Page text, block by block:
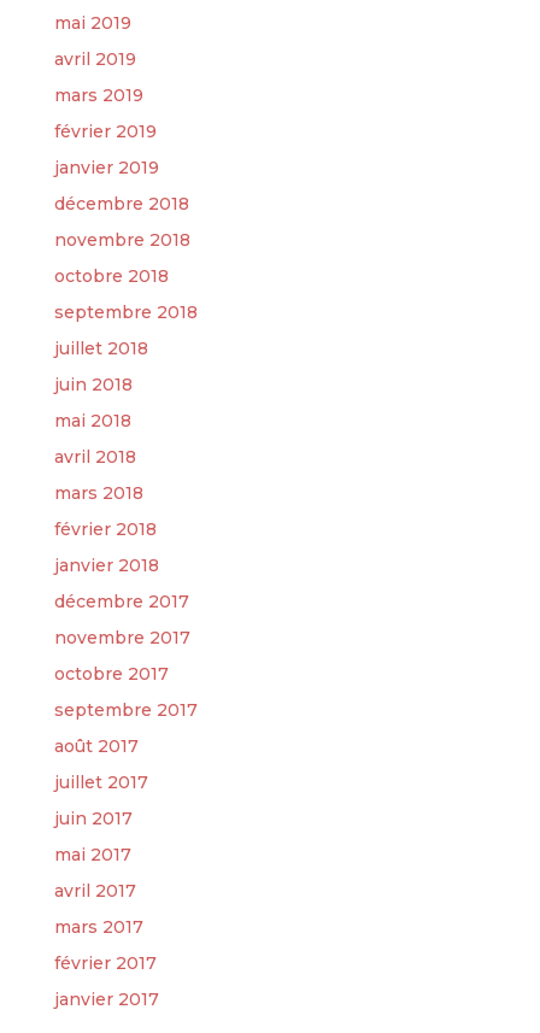
mai 2019
avril 2019
mars 2019
février 2019
janvier 2019
décembre 2018
novembre 2018
octobre 2018
septembre 2018
juillet 2018
juin 2018
mai 2018
avril 2018
mars 2018
février 2018
janvier 2018
décembre 2017
novembre 2017
octobre 2017
septembre 2017
août 2017
juillet 2017
juin 2017
mai 2017
avril 2017
mars 2017
février 2017
janvier 2017